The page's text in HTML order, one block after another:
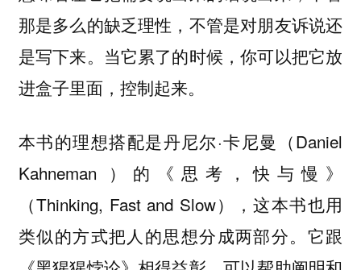
那是多么的缺乏理性，不管是对朋友诉说还
是写下来。当它累了的时候，你可以把它放
进盒子里面，控制起来。
本书的理想搭配是丹尼尔·卡尼曼（Daniel
Kahneman ）的《思考，快与慢》
（Thinking, Fast and Slow），这本书也用
类似的方式把人的思想分成两部分。它跟